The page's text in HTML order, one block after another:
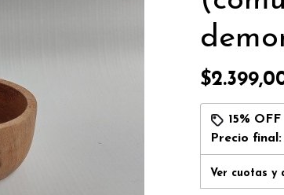
15% OFF
Precio final:
Ver cuotas y